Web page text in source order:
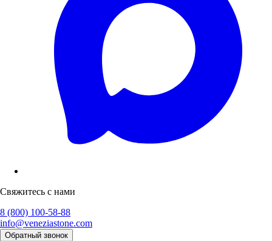
Свяжитесь с нами
8 (800) 100-58-88
info@veneziastone.com
Обратный звонок